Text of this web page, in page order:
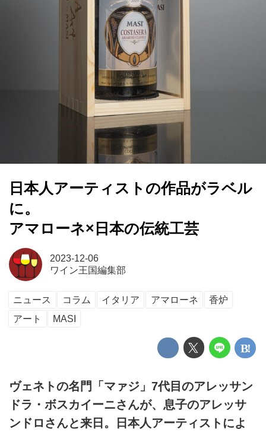
日本人アーティストの作品がラベル
に。
アマローネ×日本の伝統工芸
2023-12-06
ワイン王国編集部
ニュース コラム イタリア アマローネ
香炉
アート
MASI
ヴェネトの名門「マァジ」7代目のアレッサン
ドラ・ボスカイーニさんが、息子のアレッサ
ンドロさんと来日。日本人アーティストによ